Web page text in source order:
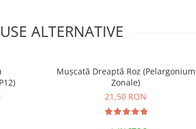
ALTERNATIVE
Mușcată Dreaptă Roz (Pelargonium
Zonale)
21,50 RON